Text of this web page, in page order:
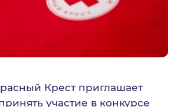
Крест приглашает
участие в конкурсе